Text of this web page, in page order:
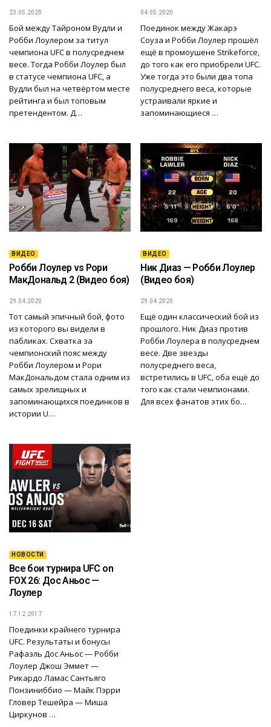
23.05.2020
Бой между Тайроном Вудли и
Робби Лоулером за титул
чемпиона UFC в полусреднем
весе. Тогда Робби Лоулер был
в статусе чемпиона UFC, а
Вудли был на четвёртом месте
рейтинга и был топовым
претендентом. Д…
04.05.2020
Поединок между Жакарэ
Соуза и Робби Лоулер прошёл
ещё в промоушене Strikeforce,
до того как его приобрели UFC.
Уже тогда это были два топа
полусреднего веса, которые
устраивали яркие и
запоминающиеся …
ВИДЕО
Ник Диаз — Робби Лоулер
(Видео боя)
29.04.2020
Ещё один классический бой из
прошлого. Ник Диаз против
Робби Лоулера в полусреднем
весе. Две звезды
полусреднего веса,
встретились в UFC, оба ещё до
того как стали чемпионами.
Для всех фанатов этих бо…
ВИДЕО
Робби Лоулер vs Рори
МакДональд 2 (Видео боя)
29.04.2020
Тот самый эпичный бой, фото
из которого вы видели в
пабликах. Схватка за
чемпионский пояс между
Робби Лоулером и Рори
МакДональдом стала одним из
самых зрелищных и
запоминающихся поединков в
истории U…
НОВОСТИ
Все бои турнира UFC on
FOX 26: Дос Аньос —
Лоулер
17.12.2017
Поединки крайнего турнира
UFC. Результаты и бонусы
Рафаэль Дос Аньос — Робби
Лоулер Джош Эммет —
Рикардо Ламас Сантьяго
Понзиниббио — Майк Пэрри
Гловер Тешейра — Миша
Циркунов …